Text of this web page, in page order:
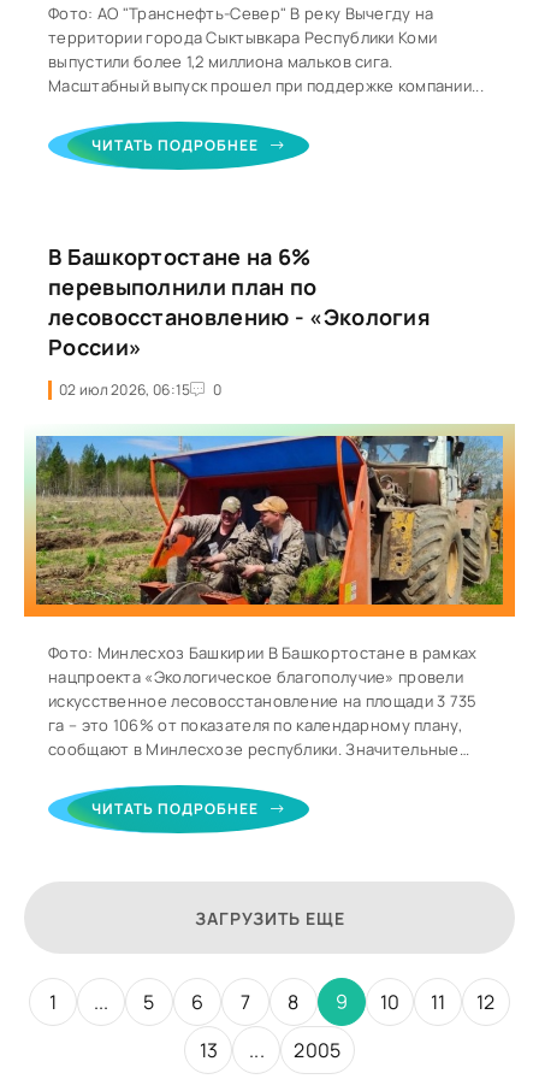
Фото: АО "Транснефть-Север" В реку Вычегду на
территории города Сыктывкара Республики Коми
выпустили более 1,2 миллиона мальков сига.
Масштабный выпуск прошел при поддержке компании...
ЧИТАТЬ ПОДРОБНЕЕ
В Башкортостане на 6%
перевыполнили план по
лесовосстановлению - «Экология
России»
02 июл 2026, 06:15 0
Фото: Минлесхоз Башкирии В Башкортостане в рамках
нацпроекта «Экологическое благополучие» провели
искусственное лесовосстановление на площади 3 735
га – это 106% от показателя по календарному плану,
сообщают в Минлесхозе республики. Значительные
га), Белокатайского (353 га) и Зилаирского (321 га)
лесничеств. Уточняется, что почти три четверти от
соотношению площади восстановленных лесов к
ЧИТАТЬ ПОДРОБНЕЕ
ЗАГРУЗИТЬ ЕЩЕ
1 ... 5 6 7 8 9 10 11
12
13
... 2005